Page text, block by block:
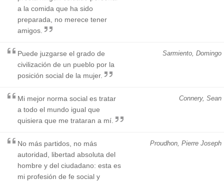
a la comida que ha sido
preparada, no merece tener
amigos.
Sarmiento, Domingo
Puede juzgarse el grado de
civilización de un pueblo por la
posición social de la mujer.
Connery, Sean
Mi mejor norma social es tratar
a todo el mundo igual que
quisiera que me trataran a mí.
Proudhon, Pierre Joseph
No más partidos, no más
autoridad, libertad absoluta del
hombre y del ciudadano: esta es
mi profesión de fe social y